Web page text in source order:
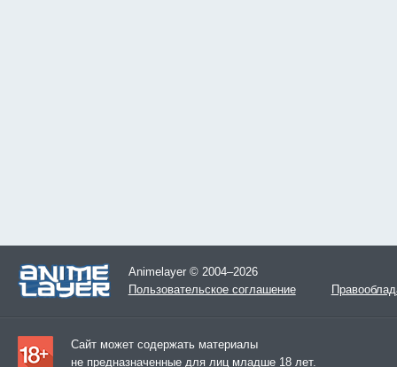
Animelayer © 2004–2026
Пользовательское соглашение
Сайт может содержать материалы
не предназначенные для лиц младше 18 лет.